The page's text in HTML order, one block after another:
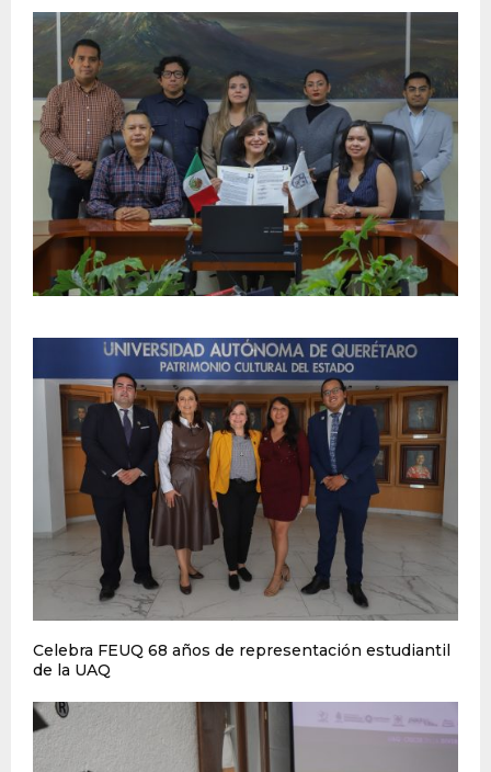
Celebra FEUQ 68 años de representación estudiantil
de la UAQ